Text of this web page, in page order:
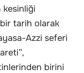
kesinliği
tarih olarak
Azzi seferi
birini